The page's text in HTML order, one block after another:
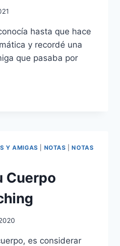
hasta que hace
y recordé una
que pasaba por
Y AMIGAS NOTAS |NOTAS
Cuerpo
es considerar